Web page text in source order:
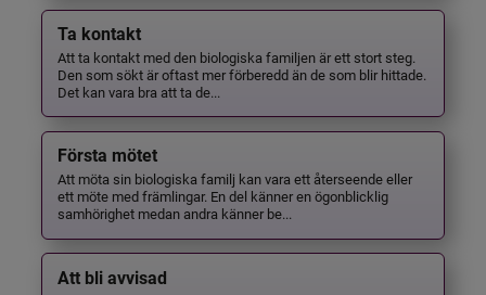
Ta kontakt
Att ta kontakt med den biologiska familjen är ett stort steg.
Den som sökt är oftast mer förberedd än de som blir hittade.
Det kan vara bra att ta de...
Första mötet
Att möta sin biologiska familj kan vara ett återseende eller
ett möte med främlingar. En del känner en ögonblicklig
samhörighet medan andra känner be...
Att bli avvisad